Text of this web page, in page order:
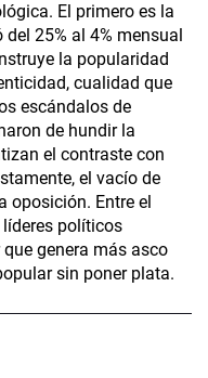
El primero es la
25% al 4% mensual
la popularidad
cualidad que
escándalos de
de hundir la
el contraste con
el vacío de
oposición. Entre el
políticos
genera más asco
sin poner plata.